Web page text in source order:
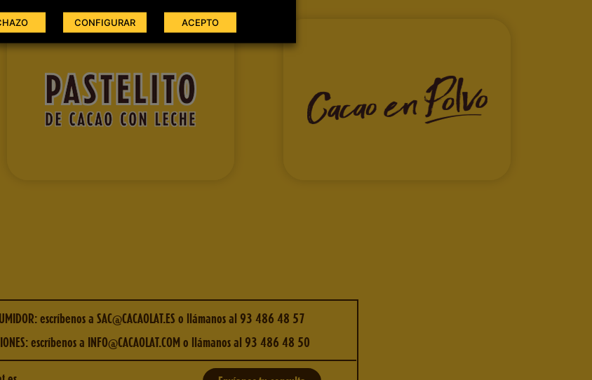
escríbenos aSAC@CACAOLAT.ES o llámanos al 93 486 48 57
escríbenos a INFO@CACAOLAT.COMo llámanos al 93 486 48 50
CONFIGURAR ACEPTO